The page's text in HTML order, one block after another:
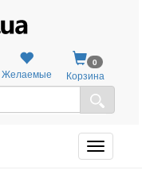
Желаемые
0
Корзина